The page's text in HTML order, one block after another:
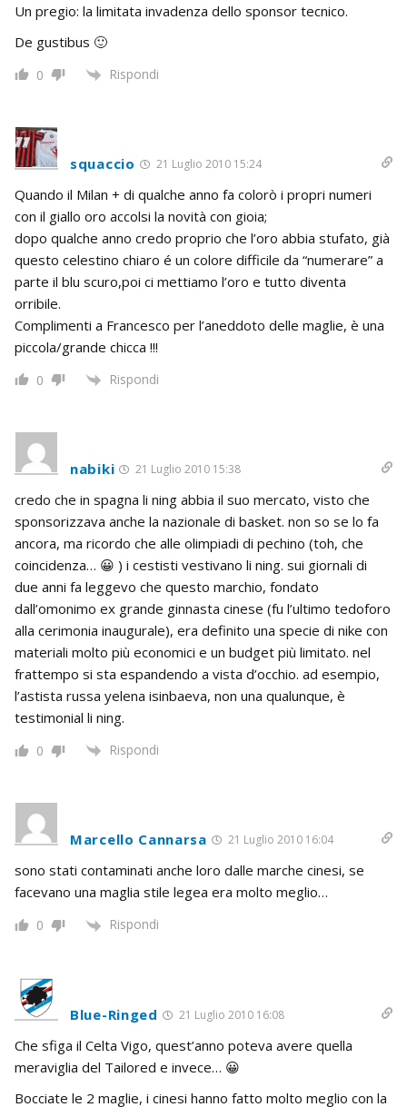
Un pregio: la limitata invadenza dello sponsor tecnico.
De gustibus 🙂
0 Rispondi
squaccio 21 Luglio 2010 15:24
Quando il Milan + di qualche anno fa colorò i propri numeri
con il giallo oro accolsi la novità con gioia;
dopo qualche anno credo proprio che l’oro abbia stufato, già
questo celestino chiaro é un colore difficile da “numerare” a
parte il blu scuro,poi ci mettiamo l’oro e tutto diventa
orribile.
Complimenti a Francesco per l’aneddoto delle maglie, è una
piccola/grande chicca !!!
0 Rispondi
nabiki 21 Luglio 2010 15:38
credo che in spagna li ning abbia il suo mercato, visto che
sponsorizzava anche la nazionale di basket. non so se lo fa
ancora, ma ricordo che alle olimpiadi di pechino (toh, che
coincidenza… 😀 ) i cestisti vestivano li ning. sui giornali di
due anni fa leggevo che questo marchio, fondato
dall’omonimo ex grande ginnasta cinese (fu l’ultimo tedoforo
alla cerimonia inaugurale), era definito una specie di nike con
materiali molto più economici e un budget più limitato. nel
frattempo si sta espandendo a vista d’occhio. ad esempio,
l’astista russa yelena isinbaeva, non una qualunque, è
testimonial li ning.
0 Rispondi
Marcello Cannarsa 21 Luglio 2010 16:04
sono stati contaminati anche loro dalle marche cinesi, se
facevano una maglia stile legea era molto meglio…
0 Rispondi
Blue-Ringed 21 Luglio 2010 16:08
Che sfiga il Celta Vigo, quest’anno poteva avere quella
meraviglia del Tailored e invece… 😀
Bocciate le 2 maglie, i cinesi hanno fatto molto meglio con la